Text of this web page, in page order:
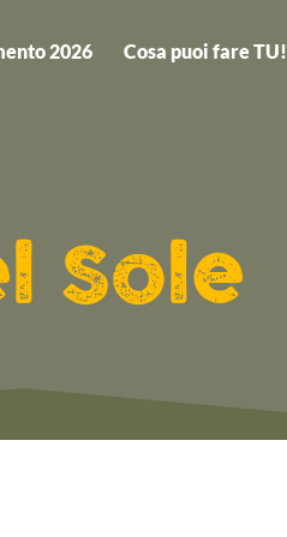
2026 Cosa puoi fare TU!
Sole